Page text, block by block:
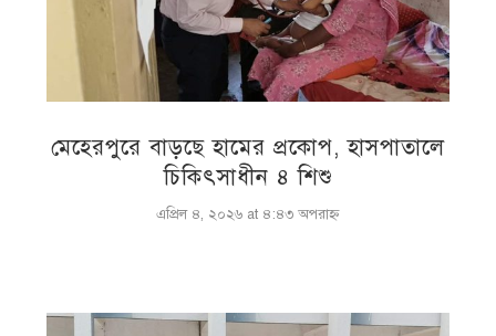
মেহেরপুরে বাড়ছে হামের প্রকোপ, হাসপাতালে
চিকিৎসাধীন ৪ শিশু
এপ্রিল ৪, ২০২৬ at ৪:৪৩ অপরাহ্ণ